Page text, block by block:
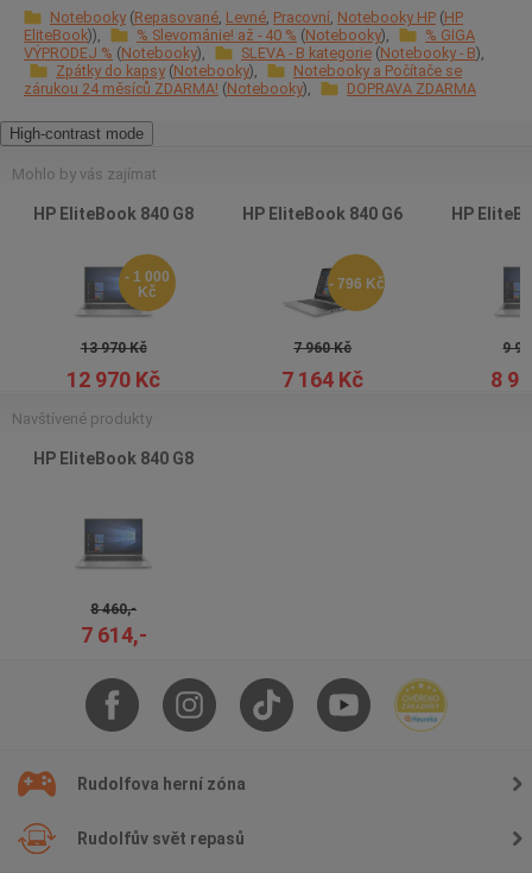
Notebooky Repasované Levné Pracovní Notebooky HP HP
EliteBook
% Slevománie! až - 40 % Notebooky
% GIGA
VÝPRODEJ % Notebooky SLEVA - B kategorie Notebooky - B
Zpátky do kapsy Notebooky
Notebooky a Počítače se
zárukou 24 měsíců ZDARMA! Notebooky DOPRAVA ZDARMA
High-contrast mode
Mohlo by vás zajímat
HP EliteBook 840 G8
- 1 000
Kč
13 970 Kč
12 970 Kč
HP EliteBook 840 G6
- 796 Kč
7 960 Kč
7 164 Kč
HP
9
8
Navštívené produkty
HP EliteBook 840 G8
8 460,-
7 614,-
Rudolfova herní zóna
Rudolfův svět repasů